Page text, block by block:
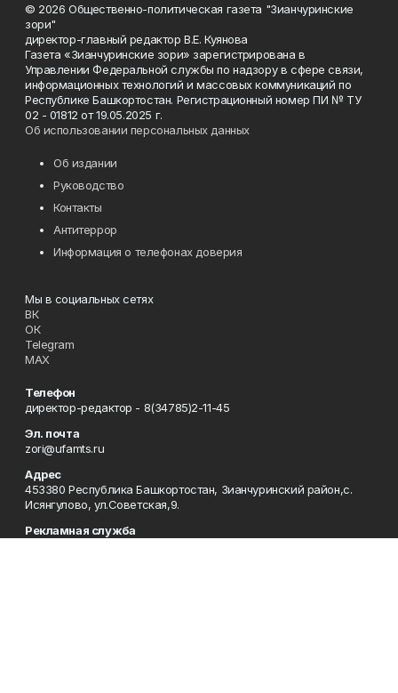
© 2026 Общественно-политическая газета "Зианчуринские
зори"
директор-главный редактор В.Е. Куянова
Газета «Зианчуринские зори» зарегистрирована в
Управлении Федеральной службы по надзору в сфере связи,
информационных технологий и массовых коммуникаций по
Республике Башкортостан. Регистрационный номер ПИ № ТУ
02 - 01812 от 19.05.2025 г.
Об использовании персональных данных
Об издании
Руководство
Контакты
Антитеррор
Информация о телефонах доверия
Мы в социальных сетях
ВК
ОК
Telegram
MAX
Телефон
директор-редактор - 8(34785)2-11-45
Эл. почта
zori@ufamts.ru
Адрес
453380 Республика Башкортостан, Зианчуринский район,с.
Исянгулово, ул.Советская,9.
Рекламная служба